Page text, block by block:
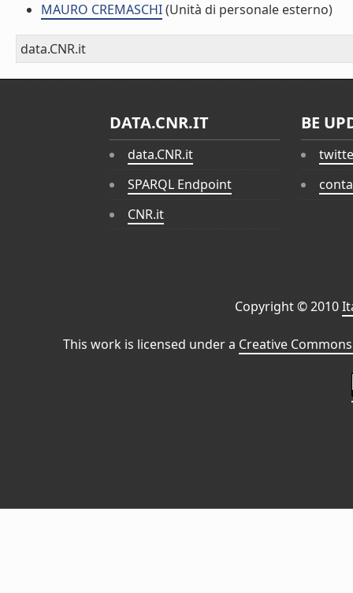
MAURO CREMASCHI(Unità di personale esterno)
data.CNR.it
DATA.CNR.IT
data.CNR.it
SPARQL Endpoint
CNR.it
BE
Copyright © 2010
This work is licensed under a Creative